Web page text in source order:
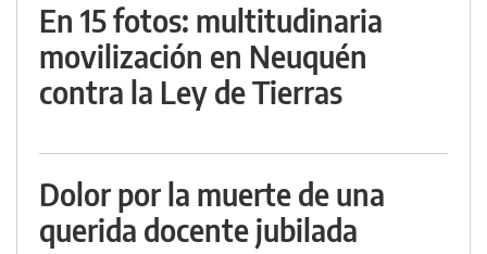
En 15 fotos: multitudinaria
movilización en Neuquén
contra la Ley de Tierras
Dolor por la muerte de una
querida docente jubilada